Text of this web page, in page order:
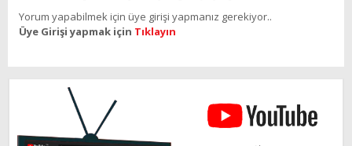
Yorum yapabilmek için üye girişi yapmanız gerekiyor..
Üye Girişi yapmak için Tıklayın